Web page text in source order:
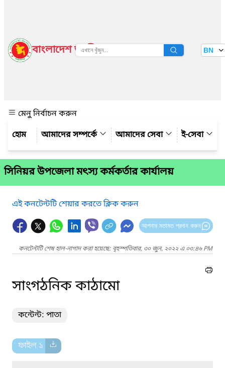
বাংলাদেশ জাতীয় তথ্য বাতায়ন BN
মেনু নির্বাচন করুন
আমাদের সম্পর্কে
আমাদের সেবা ই-সেবা
সিনিয়র উপজেলা মৎস্য কর্মকর্তার কার্যালয়
এই কনটেন্টটি শেয়ার করতে ক্লিক করুন
আপনার মতামত প্রদান করুন
কনটেন্টটি শেষ হাল-নাগাদ করা হয়েছে: বৃহস্পতিবার, ৩০ জুন, ২০২২ এ ০৩:৪৬ PM
সাংগঠনিক কাঠামো
কন্টেন্ট: পাতা
ফাইল ১